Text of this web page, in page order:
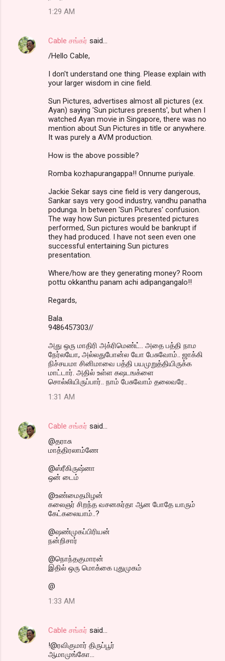
1:29 AM
Cable சங்கர் said…
/Hello Cable,
I don't understand one thing. Please explain with
your larger wisdom in cine field.
Sun Pictures, advertises almost all pictures (ex.
Ayan) saying 'Sun pictures presents', but when I
watched Ayan movie in Singapore, there was no
mention about Sun Pictures in title or anywhere.
It was purely a AVM production.
How is the above possible?
Romba kozhapurangappa!! Onnume puriyale.
Jackie Sekar says cine field is very dangerous,
Sankar says very good industry, vandhu panatha
podunga. In between 'Sun Pictures' confusion.
The way how Sun pictures presented pictures
performed, Sun pictures would be bankrupt if
they had produced. I have not seen even one
successful entertaining Sun pictures
presentation.
Where/how are they generating money? Room
pottu okkanthu panam achi adipangangalo!!
Regards,
Bala.
9486457303//
அது ஒரு மாதிரி அக்ரிமெண்ட்.. அதை பத்தி நாம
நேர்லயோ, அல்லதுபோன்ல யோ பேசுவோம்.. ஜாக்கி
நிச்சயமா சினிமாவை பத்தி பயமுறுத்தியிருக்க
மாட்டார். அதில் உள்ள கஷடஙக்ளை
சொல்லியிருப்பார்.. நாம் பேசுவோம் தலைவரே..
1:31 AM
Cable சங்கர் said…
@தராசு
மாத்திரலாம்ணே
@ஸ்ரீகிருஷ்னா
ஒன் டைம்
@உண்மைதமிழன்
கலைஞர் சிறந்த வசனகர்தா ஆன போதே யாரும்
கேட்கலையாம்..?
@ஷண்முகப்பிரியன்
நன்றிசார்
@நொந்தகுமாரன்
இதில் ஒரு மொக்கை புதுமுகம்
@
1:33 AM
Cable சங்கர் said…
!@ரவிகுமார் திருப்பூர்
ஆமாமுங்கோ...